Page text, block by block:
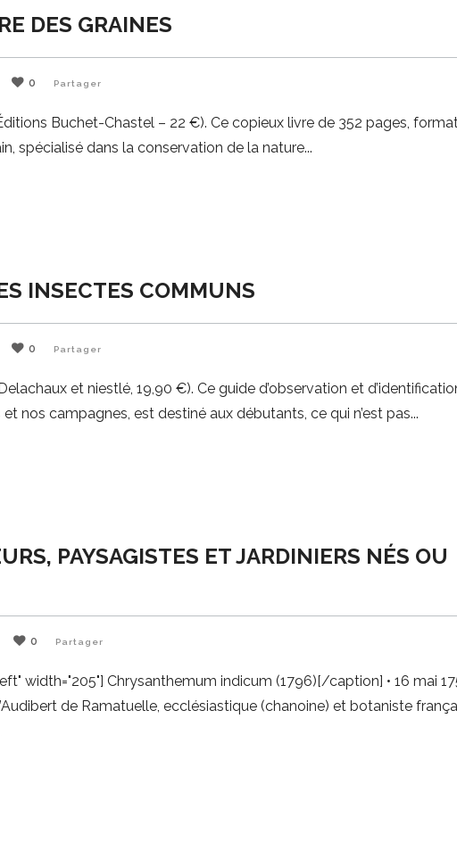
DES GRAINES
0 Partager
Buchet-Chastel – 22 €). Ce copieux livre de 352 pages,
spécialisé dans la conservation de la nature
INSECTES COMMUNS
0 Partager
et niestlé, 19,90 €). Ce guide d’observation et
nos campagnes, est destiné aux débutants, ce qui n’est pas
PAYSAGISTES ET JARDINIERS NÉS OU
0 Partager
width="205"] Chrysanthemum indicum (1796)[/caption] • 16 mai
de Ramatuelle, ecclésiastique (chanoine) et botaniste